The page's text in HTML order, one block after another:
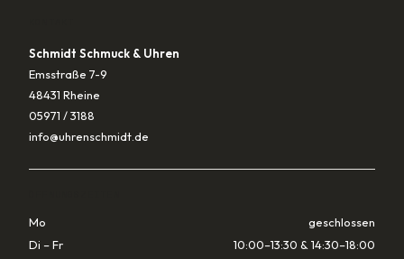
Schmidt Schmuck & Uhren
Emsstraße 7-9
48431 Rheine
05971 / 3188
info@uhrenschmidt.de
Mo
geschlossen
Di – Fr
10:00–13:30 & 14:30–18:00